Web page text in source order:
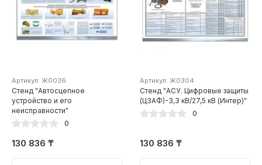
Артикул: Ж0036
Стенд "Автосцепное
устройство и его
неисправности"
0
130 836 ₸
Артикул: Ж0304
Стенд "АСУ. Цифровые защиты
(ЦЗАФ)-3,3 кВ/27,5 кВ (Интер)"
0
130 836 ₸